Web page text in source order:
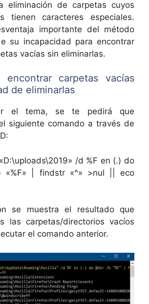
eliminación de carpetas cuyos
tienen caracteres especiales.
importante del método
su incapacidad para encontrar
vacías sin eliminarlas.
encontrar carpetas vacías
de eliminarlas
el tema, se te pedirá que
siguiente comando a través de
/d %F en (.) do
«%F» | findstr «^» >nul || eco
se muestra el resultado que
las carpetas/directorios vacíos
el comando anterior.